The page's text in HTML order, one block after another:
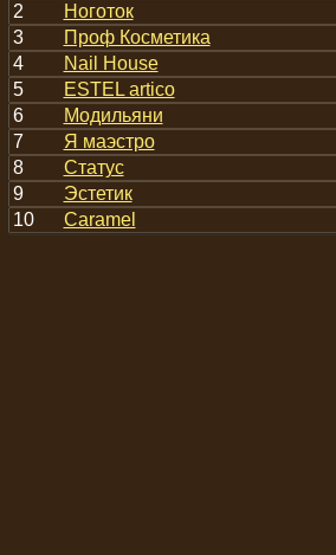
2
Ноготок
3
Проф Косметика
4
Nail House
5
ESTEL artico
6
Модильяни
7
Я маэстро
8
Статус
9
Эстетик
10
Caramel